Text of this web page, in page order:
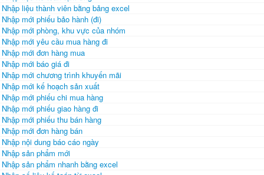
Nhập liệu thành viên bằng bảng excel
Nhập mới phiếu bảo hành (đi)
Nhập mới phòng, khu vực của nhóm
Nhập mới yêu cầu mua hàng đi
Nhập mới đơn hàng mua
Nhập mới báo giá đi
Nhập mới chương trình khuyến mãi
Nhập mới kế hoạch sản xuất
Nhập mới phiếu chi mua hàng
Nhập mới phiếu giao hàng đi
Nhập mới phiếu thu bán hàng
Nhập mới đơn hàng bán
Nhập nội dung báo cáo ngày
Nhập sản phẩm mới
Nhập sản phẩm nhanh bằng excel